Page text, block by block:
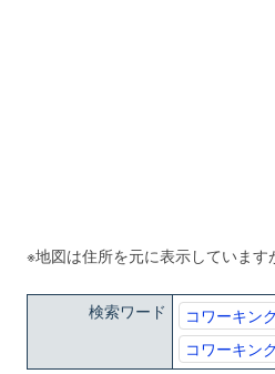
※地図は住所を元に表示しています
検索ワード コワーキン
コワーキン